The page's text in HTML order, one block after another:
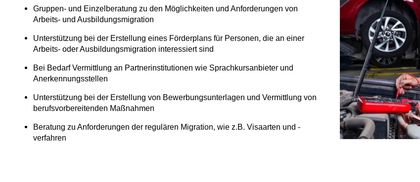
Gruppen- und Einzelberatung zu den Möglichkeiten und Anforderungen von
Arbeits- und Ausbildungsmigration
Unterstützung bei der Erstellung eines Förderplans für Personen, die an einer
Arbeits- oder Ausbildungsmigration interessiert sind
Bei Bedarf Vermittlung an Partnerinstitutionen wie Sprachkursanbieter und
Anerkennungsstellen
Unterstützung bei der Erstellung von Bewerbungsunterlagen und Vermittlung von
berufsvorbereitenden Maßnahmen
Beratung zu Anforderungen der regulären Migration, wie z.B. Visaarten und -
verfahren